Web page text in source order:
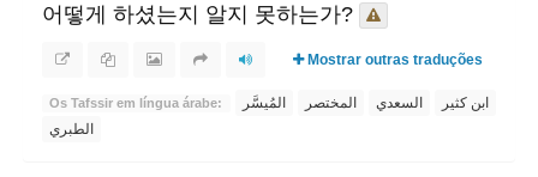
어떻게 하셨는지 알지 못하는가?
Mostrar outras traduções
Os Tafssir em língua árabe: المُيسَّر المختصر السعدي
ابن كثير
الطبري